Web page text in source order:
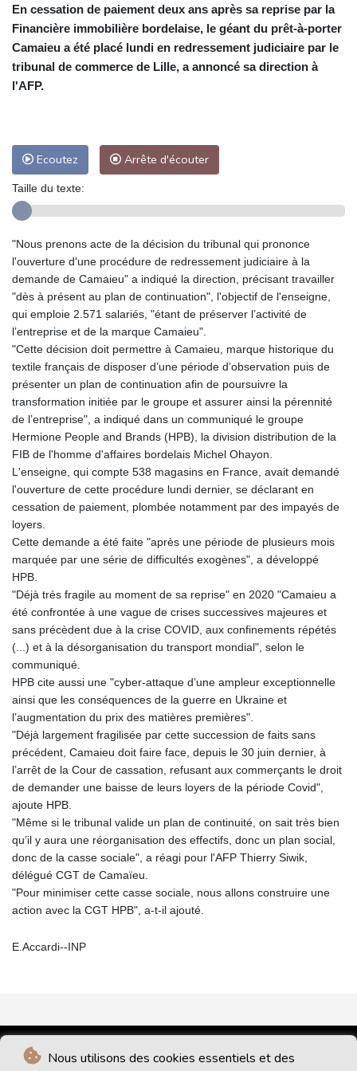
Nous utilisons des cookies essentiels et des
En cessation de paiement deux ans après sa reprise par la
Financière immobilière bordelaise, le géant du prêt-à-porter
Camaieu a été placé lundi en redressement judiciaire par le
tribunal de commerce de Lille, a annoncé sa direction à
l'AFP.
Ecoutez Arrête d'écouter
Taille du texte:
"Nous prenons acte de la décision du tribunal qui prononce
l'ouverture d'une procédure de redressement judiciaire à la
demande de Camaieu" a indiqué la direction, précisant travailler
"dès à présent au plan de continuation", l'objectif de l'enseigne,
qui emploie 2.571 salariés, "étant de préserver l’activité de
l’entreprise et de la marque Camaieu".
"Cette décision doit permettre à Camaieu, marque historique du
textile français de disposer d’une période d’observation puis de
présenter un plan de continuation afin de poursuivre la
transformation initiée par le groupe et assurer ainsi la pérennité
de l’entreprise", a indiqué dans un communiqué le groupe
Hermione People and Brands (HPB), la division distribution de la
FIB de l'homme d'affaires bordelais Michel Ohayon.
L'enseigne, qui compte 538 magasins en France, avait demandé
l'ouverture de cette procédure lundi dernier, se déclarant en
cessation de paiement, plombée notamment par des impayés de
loyers.
Cette demande a été faite "après une période de plusieurs mois
marquée par une série de difficultés exogènes", a développé
HPB.
"Déjà très fragile au moment de sa reprise" en 2020 "Camaieu a
été confrontée à une vague de crises successives majeures et
sans précèdent due à la crise COVID, aux confinements répétés
(...) et à la désorganisation du transport mondial", selon le
communiqué.
HPB cite aussi une "cyber-attaque d’une ampleur exceptionnelle
ainsi que les conséquences de la guerre en Ukraine et
l’augmentation du prix des matières premières".
"Déjà largement fragilisée par cette succession de faits sans
précédent, Camaieu doit faire face, depuis le 30 juin dernier, à
l’arrêt de la Cour de cassation, refusant aux commerçants le droit
de demander une baisse de leurs loyers de la période Covid",
ajoute HPB.
"Même si le tribunal valide un plan de continuité, on sait très bien
qu’il y aura une réorganisation des effectifs, donc un plan social,
donc de la casse sociale", a réagi pour l'AFP Thierry Siwik,
délégué CGT de Camaïeu.
"Pour minimiser cette casse sociale, nous allons construire une
action avec la CGT HPB", a-t-il ajouté.
E.Accardi--INP